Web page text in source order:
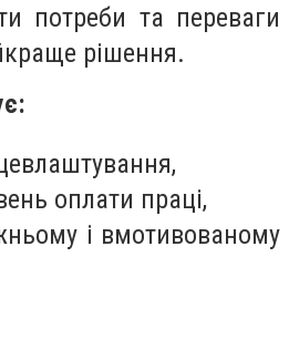
потреби та переваги
рішення.
оплати праці,
і вмотивованому